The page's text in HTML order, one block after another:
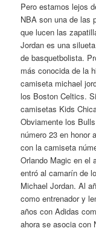
Pero estamos lejos
NBA son una de las
que lucen las
Jordan es una
de basquetbolista.
más conocida de la
camiseta michael
los Boston Celtics.
camisetas Kids
Obviamente los
número 23 en honor
con la camiseta
Orlando Magic en el
entró al camarín de
Michael Jordan. Al
como entrenador y
años con Adidas
ahora se asocia con